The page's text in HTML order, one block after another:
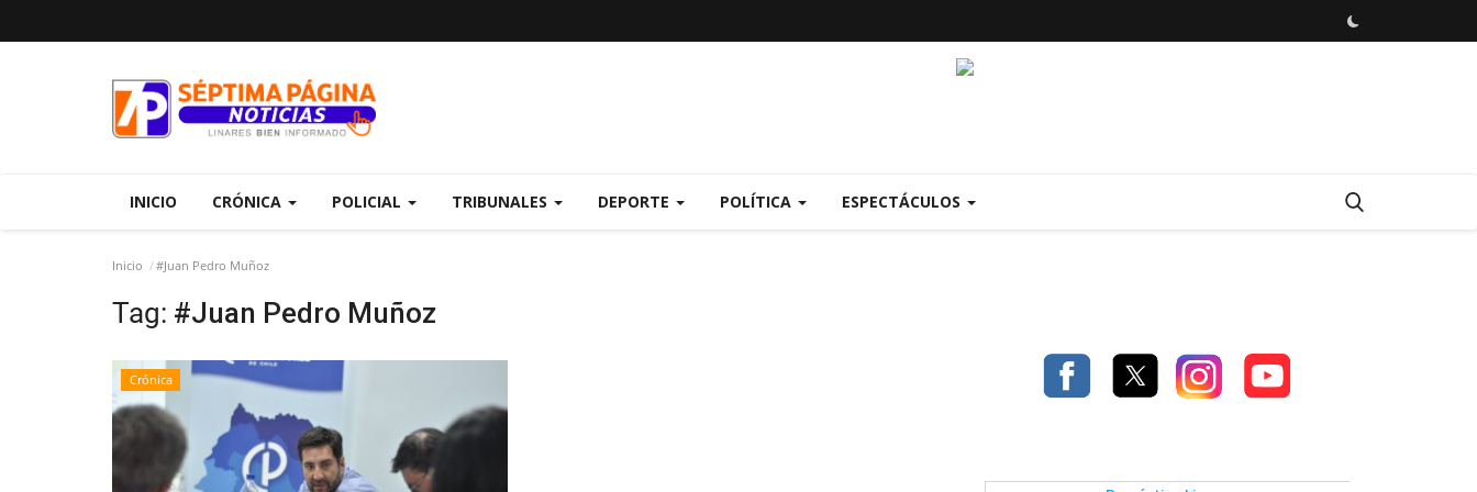
INICIO CRÓNICA POLICIAL TRIBUNALES DEPORTE POLÍTICA ESPECTÁCULOS
Inicio #Juan Pedro Muñoz
Tag: #Juan Pedro Muñoz
Crónica